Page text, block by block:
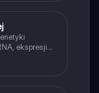
ekspresji
genetyczny